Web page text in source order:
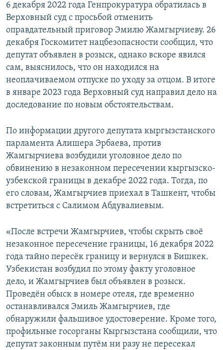
6 декабря 2022 года Генпрокуратура обратилась в
Верховный суд с просьбой отменить
оправдательный приговор Эмилю Жамгырчиеву. 26
декабря Госкомитет нацбезопасности сообщил, что
депутат объявлен в розыск, однако вскоре явился
сам, выяснилось, что он находился на
неоплачиваемом отпуске по уходу за отцом. В итоге
в январе 2023 года Верховный суд направил дело на
доследование по новым обстоятельствам.
По информации другого депутата кыргызстанского
парламента Алишера Эрбаева, против
Жамгырчиева возбудили уголовное дело по
обвинению в незаконном пересечении кыргызско-
узбекской границы в декабре 2022 года. Тогда, по
его словам, Жамгырчиев приехал в Ташкент, чтобы
встретиться с Салимом Абдувалиевым.
«После встречи Жамгырчиев, чтобы скрыть своё
незаконное пересечение границы, 16 декабря 2022
года тайно пересёк границу и вернулся в Бишкек.
Узбекистан возбудил по этому факту уголовное
дело, и Жамгырчиев был объявлен в розыск.
Проведён обыск в номере отеля, где временно
останавливался Эмиль Жамгырчиев, где
обнаружили фальшивое удостоверение. Кроме того,
профильные госорганы Кыргызстана сообщили, что
депутат законным путём ни разу не пересекал